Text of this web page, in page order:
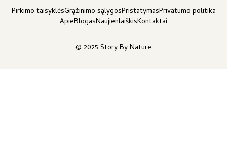
© 2025 Story By Nature
Pirkimo taisyklėsGrąžinimo sąlygosPristatymasPrivatumo politika
ApieBlogasNaujienlaiškisKontaktai